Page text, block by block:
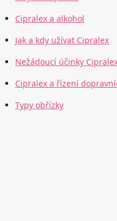
Cipralex a alkohol
Jak a kdy užívat Cipralex
Nežádoucí účinky
Cipralex a řízení
Typy obřízky